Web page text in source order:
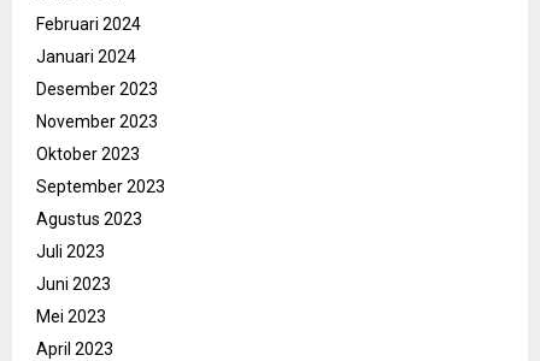
Februari 2024
Januari 2024
Desember 2023
November 2023
Oktober 2023
September 2023
Agustus 2023
Juli 2023
Juni 2023
Mei 2023
April 2023